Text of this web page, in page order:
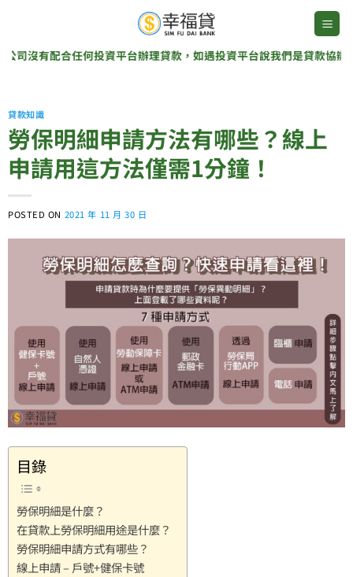
content
任何投資平台辦理貸款，如遇投資平台說我們是貸款協辦單位，那
貸款知識
勞保明細申請方法有哪些？線上
申請用這方法僅需1分鐘！
POSTED ON 2021 年 11 月 30 日
目錄
勞保明細是什麼？
在貸款上勞保明細用途是什麼？
勞保明細申請方式有哪些？
線上申請 – 戶號+健保卡號